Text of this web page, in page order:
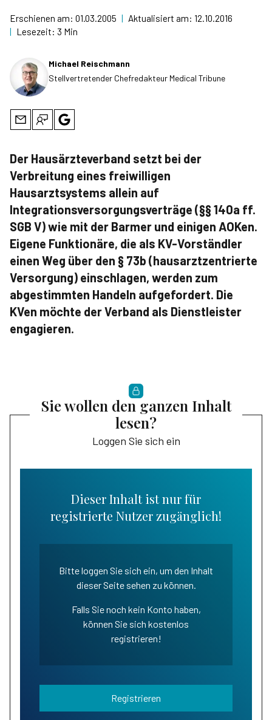
Erschienen am: 01.03.2005 | Aktualisiert am: 12.10.2016
| Lesezeit: 3 Min
Michael Reischmann
Stellvertretender Chefredakteur Medical Tribune
Der Hausärzteverband setzt bei der
Verbreitung eines freiwilligen
Hausarztsystems allein auf
Integrationsversorgungsverträge (§§ 140a ff.
SGB V) wie mit der Barmer und einigen AOKen.
Eigene Funktionäre, die als KV-Vorständler
einen Weg über den § 73b (hausarztzentrierte
Versorgung) einschlagen, werden zum
abgestimmten Handeln aufgefordert. Die
KVen möchte der Verband als Dienstleister
engagieren.
Sie wollen den ganzen Inhalt
lesen?
Loggen Sie sich ein
Dieser Inhalt ist nur für
registrierte Nutzer zugänglich!
Bitte loggen Sie sich ein, um den Inhalt
dieser Seite sehen zu können.
Falls Sie noch kein Konto haben,
können Sie sich kostenlos
registrieren!
Registrieren